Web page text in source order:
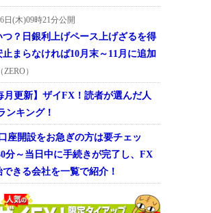
日(木)09時21分公開
つ？日銀利上げペース上げざるを得
まらなければ10月末～11月に追加
（ZERO）
月更新】ザイFX！読者が選んだ人
ンキング！
座開設をお急ぎの方は要チェッ
分～当日中に手続きが完了し、FX
きる会社を一覧で紹介！